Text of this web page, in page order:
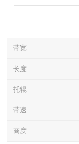
带宽
长度
托辊
带速
高度